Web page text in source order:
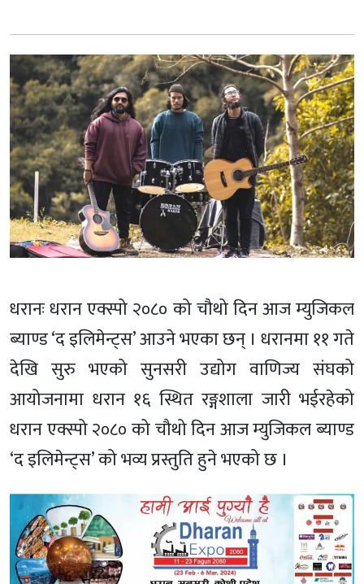
धरानः धरान एक्स्पो २०८० को चौथो दिन आज म्युजिकल
ब्याण्ड ‘द इलिमेन्ट्स’ आउने भएका छन् । धरानमा ११ गते
देखि सुरु भएको सुनसरी उद्योग वाणिज्य संघको
आयोजनामा धरान १६ स्थित रङ्गशाला जारी भईरहेको
धरान एक्स्पो २०८० को चौथो दिन आज म्युजिकल ब्याण्ड
‘द इलिमेन्ट्स’ को भव्य प्रस्तुति हुने भएको छ ।